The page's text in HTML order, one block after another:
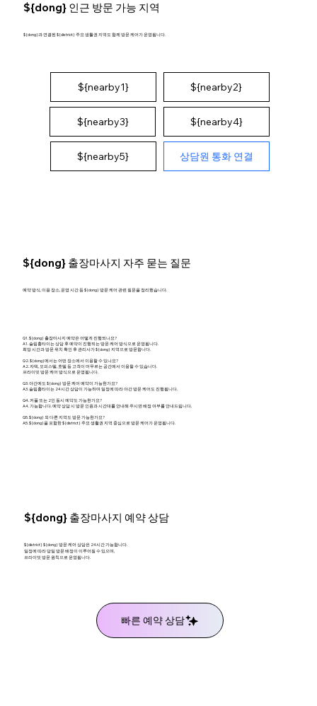
${dong} 인근 방문 가능 지역
${dong}과 연결된 ${district} 주요 생활권 지역도 함께 방문 케어가 운영됩니다.
${nearby1} ${nearby2}
${nearby3} ${nearby4}
${nearby5} 상담원 통화 연결
${dong} 출장마사지 자주 묻는 질문
예약 방식, 이용 장소, 운영 시간 등 ${dong} 방문 케어 관련 질문을 정리했습니다.
Q1. ${dong} 출장마사지 예약은 어떻게 진행되나요?
A1. 슬림홈타이는 상담 후 예약이 진행되는 방문 케어 방식으로 운영됩니다.
희망 시간과 방문 위치 확인 후 관리사가 ${dong} 지역으로 방문합니다.
Q2. ${dong}에서는 어떤 장소에서 이용할 수 있나요?
A2. 자택, 오피스텔, 호텔 등 고객이 머무르는 공간에서 이용할 수 있습니다.
프라이빗 방문 케어 방식으로 운영됩니다.
Q3. 야간에도 ${dong} 방문 케어 예약이 가능한가요?
A3. 슬림홈타이는 24시간 상담이 가능하며 일정에 따라 야간 방문 케어도 진행됩니다.
Q4. 커플 또는 2인 동시 예약도 가능한가요?
A4. 가능합니다. 예약 상담 시 방문 인원과 시간대를 안내해 주시면 배정 여부를 안내드립니다.
Q5. ${dong} 외 다른 지역도 방문 가능한가요?
A5. ${dong}을 포함한 ${district} 주요 생활권 지역 중심으로 방문 케어가 운영됩니다.
${dong} 출장마사지 예약 상담
${district} ${dong} 방문 케어 상담은 24시간 가능합니다.
일정에 따라 당일 방문 배정이 이루어질 수 있으며,
프라이빗 방문 원칙으로 운영됩니다.
빠른 예약 상담